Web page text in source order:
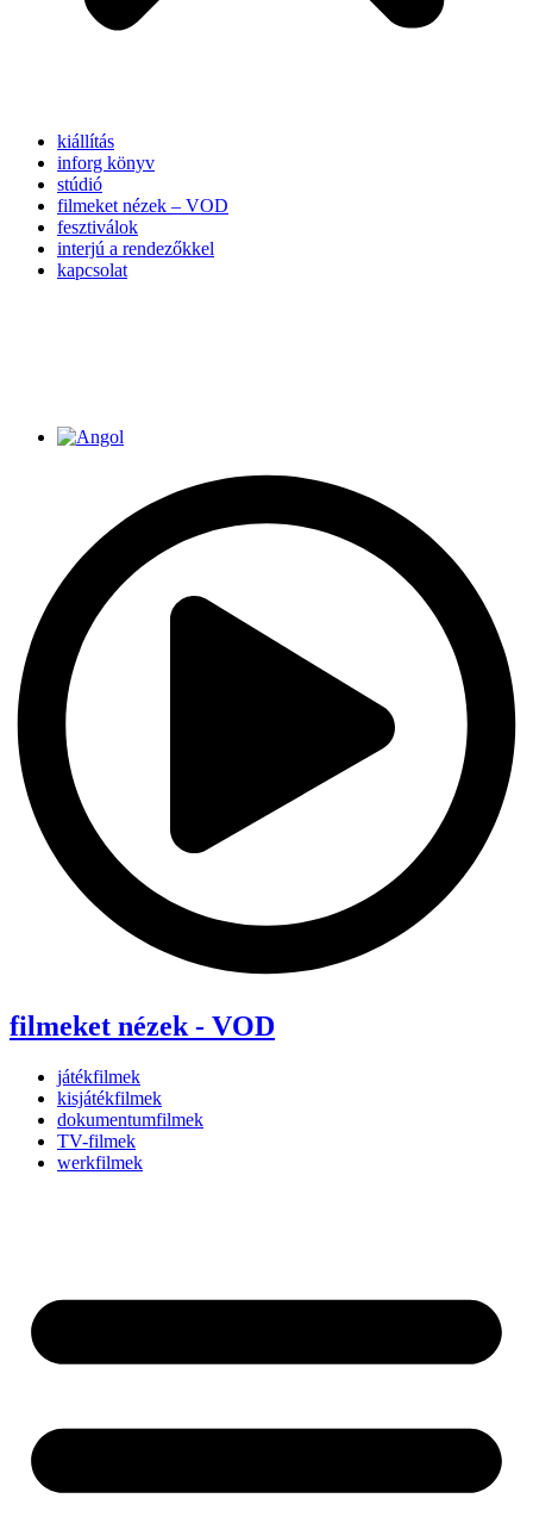
kiállítás
inforg könyv
stúdió
filmeket nézek – VOD
fesztiválok
interjú a rendezőkkel
kapcsolat
filmeket nézek - VOD
játékfilmek
kisjátékfilmek
dokumentumfilmek
TV-filmek
werkfilmek